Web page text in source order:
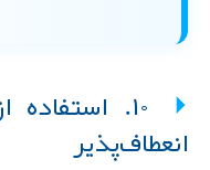
۱۰. استفاده